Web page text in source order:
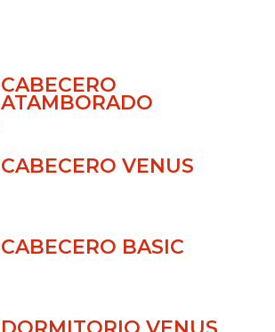
CABECERO
ATAMBORADO
CABECERO VENUS
CABECERO BASIC